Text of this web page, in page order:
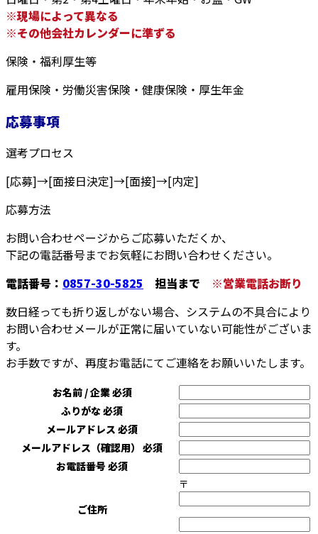
※現場によって異なる
※その他会社カレンダーに準ずる
保険・福利厚生等
雇用保険・労働災害保険・健康保険・厚生年金
応募事項
選考プロセス
[応募]→[面接日決定]→[面接]→[内定]
応募方法
お問い合わせページからご応募いただくか、
下記の電話番号までお気軽にお問い合わせください。
電話番号： 0857-30-5825 担当まで
※営業電話お断り
数日経っても折り返しがない場合、システムの不具合により
お問い合わせメールが正常に届いていない可能性がございま
す。
お手数ですが、再度お電話にてご連絡をお願いいたします。
お名前 / 企業必須
ふりがな必須
メールアドレス 必須
メールアドレス（確認用） 必須
お電話番号 必須
ご住所
〒